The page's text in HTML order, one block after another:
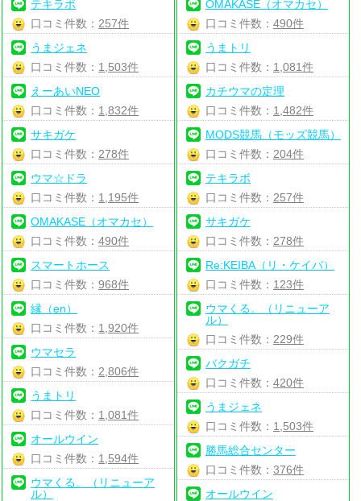
テキラボ
口コミ件数： 257件
うまジェネ
口コミ件数： 1,503件
えーあいNEO
口コミ件数： 1,832件
サキガケ
口コミ件数： 278件
ウマ☆ドラ
口コミ件数： 1,195件
OMAKASE（オマカセ）
口コミ件数：490件
スマートホース
口コミ件数：968件
縁（en）
口コミ件数： 1,920件
ウマセラ
口コミ件数： 2,806件
うまトリ
口コミ件数： 1,081件
オールウイン
口コミ件数： 1,594件
ウマくる。（リニューア
ル）
OMAKASE（オマカセ）
口コミ件数： 490件
うまトリ
口コミ件数： 1,081件
カチウマの定理
口コミ件数： 1,482件
MODS競馬（モッズ競馬）
口コミ件数： 204件
テキラボ
口コミ件数： 257件
サキガケ
口コミ件数： 278件
Re:KEIBA（リ・ケイバ）
口コミ件数： 123件
ウマくる。（リニューア
ル）
口コミ件数： 229件
バクガチ
口コミ件数： 420件
うまジェネ
口コミ件数： 1,503件
勝馬総合センター
口コミ件数： 376件
オールウイン